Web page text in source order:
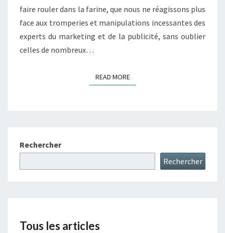
faire rouler dans la farine, que nous ne réagissons plus
face aux tromperies et manipulations incessantes des
experts du marketing et de la publicité, sans oublier
celles de nombreux…
READ MOREREAD MORE
Rechercher
Rechercher
Tous les articles